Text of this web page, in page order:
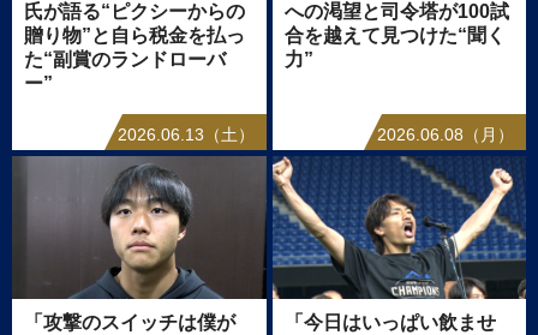
氏が語る“ピクシーからの
贈り物”と自ら税金を払っ
た“副賞のランドローバ
ー”
2026.06.13（土）
への渇望と司令塔が100試
合を越えて見つけた“聞く
力”
2026.06.08（月）
「攻撃のスイッチは僕が
「今日はいっぱい飲ませ